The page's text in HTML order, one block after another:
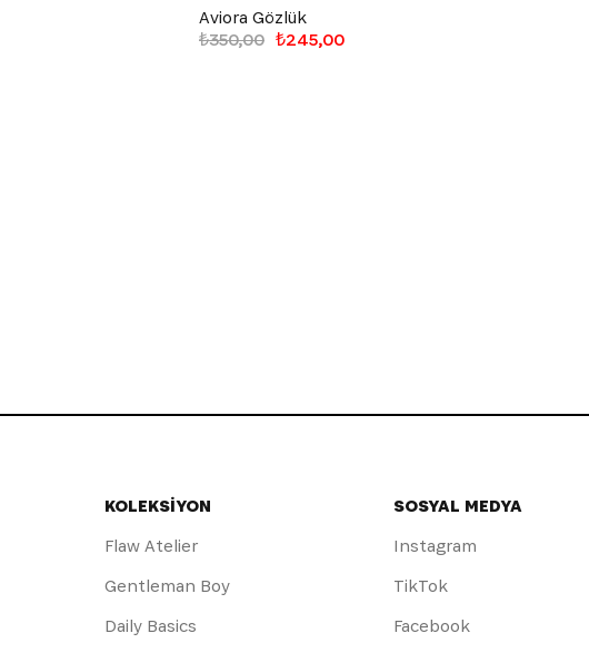
Aviora Gözlük
₺245,00
₺350,00
KOLEKSİYON
Flaw Atelier
Gentleman Boy
Daily Basics
SOSYAL MEDYA
Instagram
TikTok
Facebook